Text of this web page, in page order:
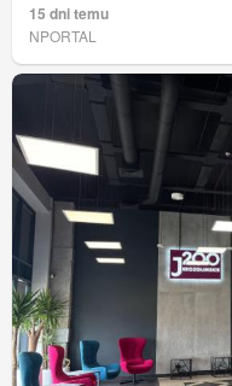
15 dni temu
NPORTAL